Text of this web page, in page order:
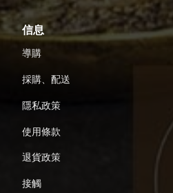
信息
導購
採購、配送
隱私政策
使用條款
退貨政策
接觸